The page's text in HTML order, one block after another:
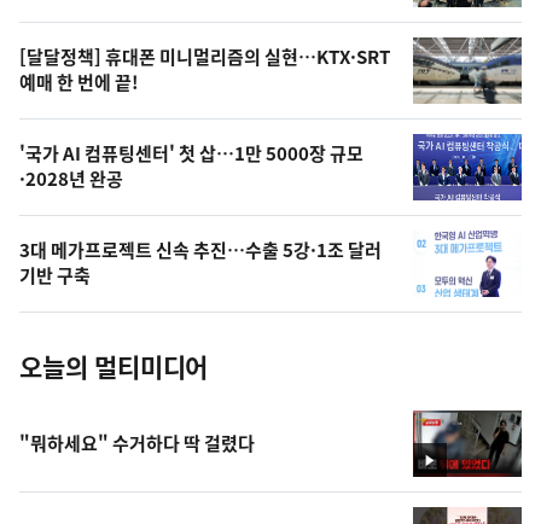
의
영
상
오
의
사
진
[달달정책] 휴대폰 미니멀리즘의 실현…KTX·SRT
예매 한 번에 끝!
'국가 AI 컴퓨팅센터' 첫 삽…1만 5000장 규모
·2028년 완공
3대 메가프로젝트 신속 추진…수출 5강·1조 달러
기반 구축
오늘의 멀티미디어
영
상
"뭐하세요" 수거하다 딱 걸렸다